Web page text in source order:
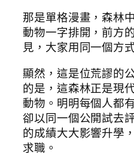
那是單格漫畫，森林
動物一字排開，前方
見，大家用同一個方
顯然，這是位荒謬的
的是，這森林正是現
動物。明明每個人都
卻以同一個公開試去
的成績大大影響升學
求職。